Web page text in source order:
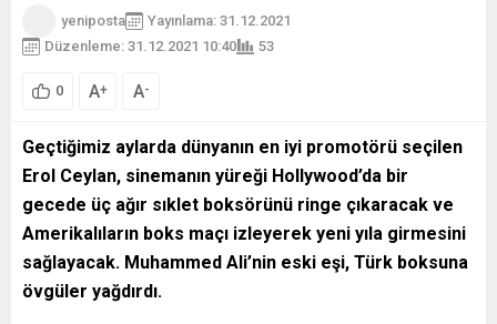
yeniposta
Yayınlama: 31.12.2021
Düzenleme: 31.12.2021 10:40
53
0 A+ A-
Geçtiğimiz aylarda dünyanın en iyi promotörü seçilen
Erol Ceylan, sinemanın yüreği Hollywood’da bir
gecede üç ağır sıklet boksörünü ringe çıkaracak ve
Amerikalıların boks maçı izleyerek yeni yıla girmesini
sağlayacak. Muhammed Ali’nin eski eşi, Türk boksuna
övgüler yağdırdı.